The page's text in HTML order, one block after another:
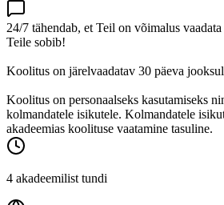
24/7 tähendab, et Teil on võimalus
Teile sobib!
Koolitus on järelvaadatav 30 päeva
Koolitus on personaalseks kasutamiseks
kolmandatele isikutele. Kolmandatele
akadeemias koolituse vaatamine tasuline.
4 akadeemilist tundi